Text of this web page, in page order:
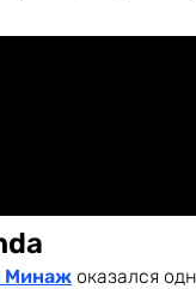
Минаж оказался